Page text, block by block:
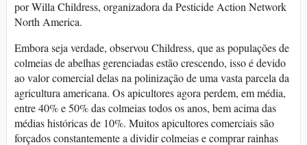
por Willa Childress, organizadora da Pesticide Action Network
North America.
Embora seja verdade, observou Childress, que as populações de
colmeias de abelhas gerenciadas estão crescendo, isso é devido
ao valor comercial delas na polinização de uma vasta parcela da
agricultura americana. Os apicultores agora perdem, em média,
entre 40% e 50% das colmeias todos os anos, bem acima das
médias históricas de 10%. Muitos apicultores comerciais são
forçados constantemente a dividir colmeias e comprar rainhas